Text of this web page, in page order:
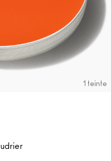
1 teinte